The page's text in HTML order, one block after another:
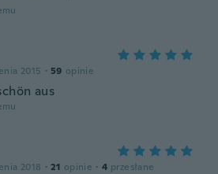
2015 · 59 opinie
aus
2018 · 21 opinie · 4 przesłane